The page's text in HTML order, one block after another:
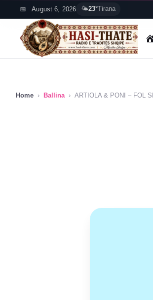
to
content
August 6, 2026 🌤️23° Tirana
Home › Ballina › ARTIOLA & PONI – FOL